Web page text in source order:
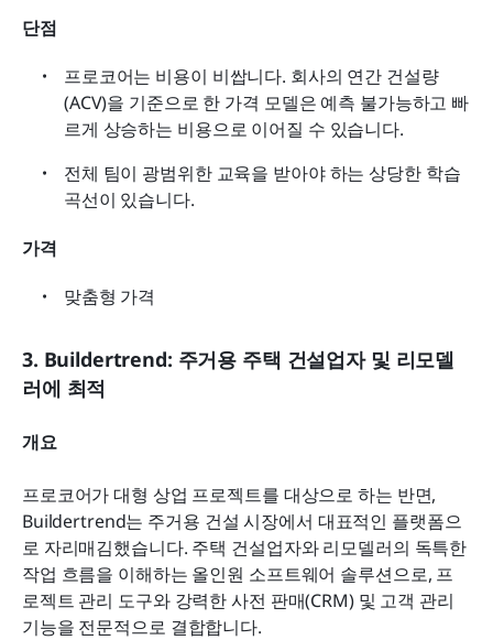
단점
프로코어는 비용이 비쌉니다. 회사의 연간 건설량
(ACV)을 기준으로 한 가격 모델은 예측 불가능하고 빠
르게 상승하는 비용으로 이어질 수 있습니다.
전체 팀이 광범위한 교육을 받아야 하는 상당한 학습
곡선이 있습니다.
가격
맞춤형 가격
3. Buildertrend: 주거용 주택 건설업자 및 리모델
러에 최적
개요
프로코어가 대형 상업 프로젝트를 대상으로 하는 반면,
Buildertrend는 주거용 건설 시장에서 대표적인 플랫폼으
로 자리매김했습니다. 주택 건설업자와 리모델러의 독특한
작업 흐름을 이해하는 올인원 소프트웨어 솔루션으로, 프
로젝트 관리 도구와 강력한 사전 판매(CRM) 및 고객 관리
기능을 전문적으로 결합합니다.